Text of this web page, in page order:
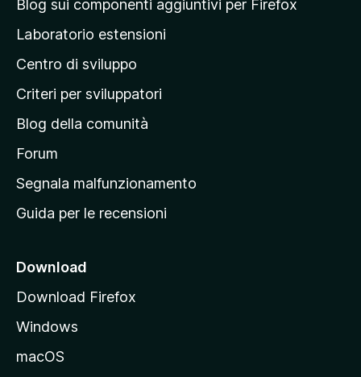
a
g
i
a
p
r
n
i
a
l
Blog sui componenti aggiuntivi per Firefox
Laboratorio estensioni
Centro di sviluppo
Criteri per sviluppatori
Blog della comunità
Forum
Segnala malfunzionamento
Guida per le recensioni
Download
Download Firefox
Windows
macOS